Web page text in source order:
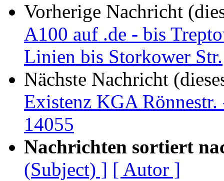
Vorherige Nachricht
A100 auf .de - bis
Linien bis Storkower Str.
Nächste Nachricht
Existenz KGA
14055
Nachrichten sortiert
(Subject) ] [ Autor ]